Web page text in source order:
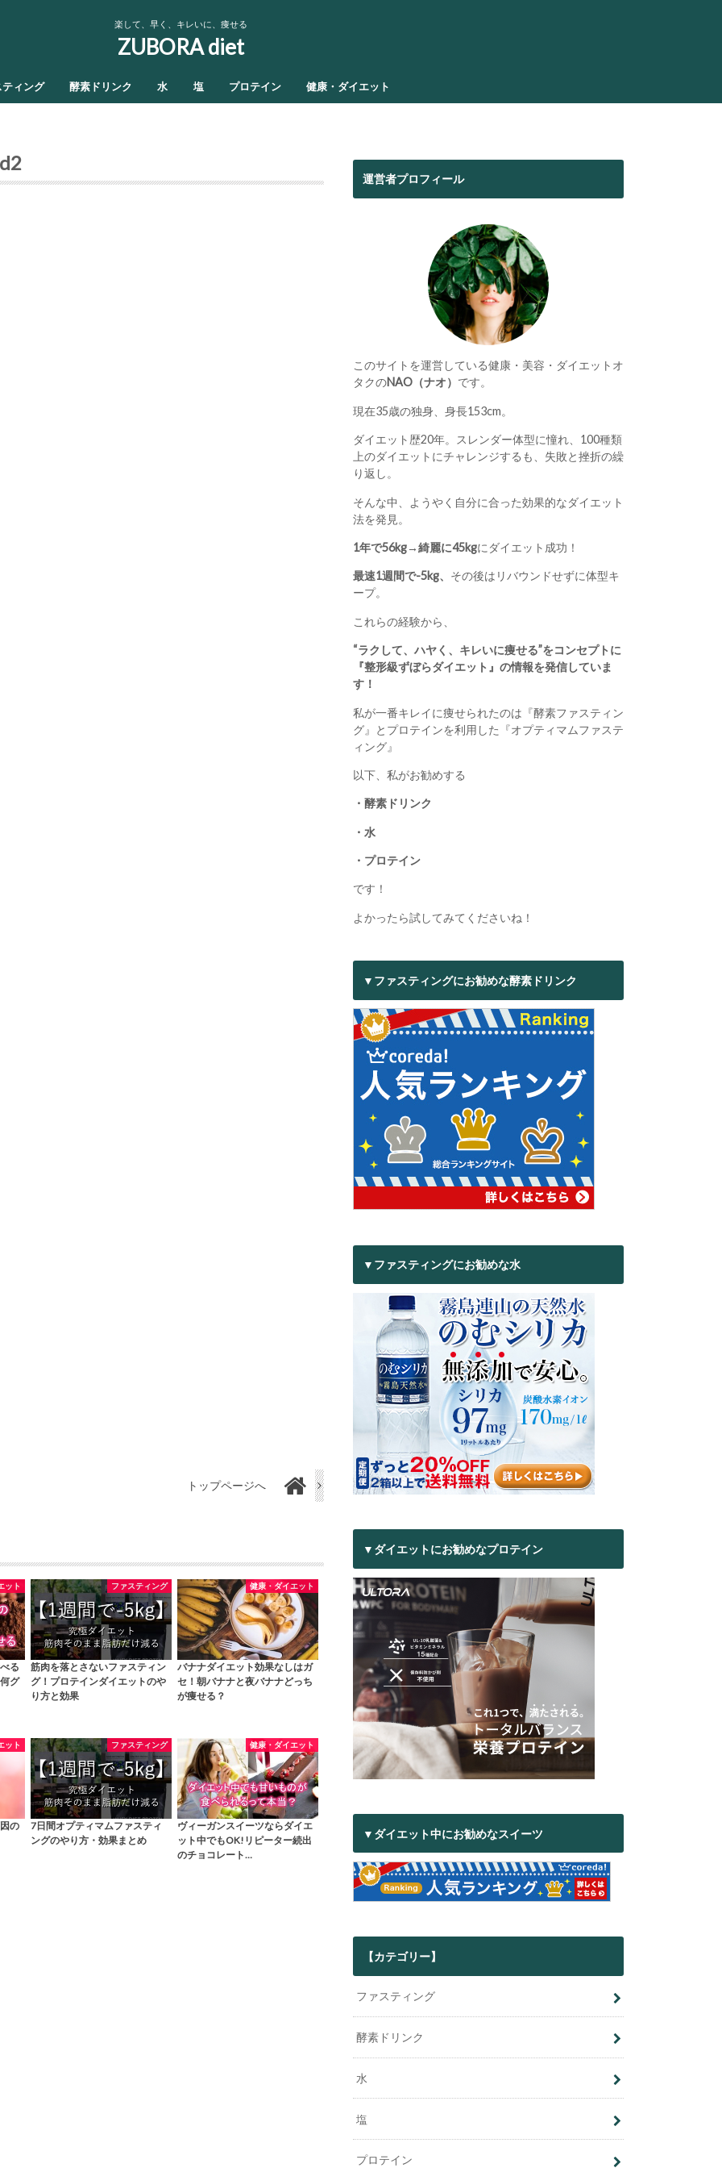
楽して、早く、キレいに、痩せる
ZUBORA diet
ティング 酵素ドリンク 水 塩 プロテイン 健康・ダイエット
トップページへ
ット
る
グ
ファスティング
筋肉を落とさないファスティン
グ！プロテインダイエットのや
り方と効果
健康・ダイエット
バナナダイエット効果なしはガ
セ！朝バナナと夜バナナどっち
が痩せる？
ット
の
ファスティング
7日間オプティマムファスティ
ングのやり方・効果まとめ
健康・ダイエット
ヴィーガンスイーツならダイエ
ット中でもOK!リピーター続出
のチョコレート…
運営者プロフィール
このサイトを運営している健康・美容・ダイエットオ
タクのNAO（ナオ） です。
現在35歳の独身、身長153cm。
ダイエット歴20年。スレンダー体型に憧れ、100種類
上のダイエットにチャレンジするも、失敗と挫折の繰
り返し。
そんな中、ようやく自分に合った効果的なダイエット
法を発見。
1年で56kg→綺麗に45kgにダイエット成功！
最速1週間で-5kg、 その後はリバウンドせずに体型キ
ープ。
これらの経験から、
“ラクして、ハヤく、キレいに痩せる”をコンセプトに
『整形級ずぼらダイエット』の情報を発信していま
す！
私が一番キレイに痩せられたのは『酵素ファスティン
グ』とプロテインを利用した『オプティマムファステ
ィング』
以下、私がお勧めする
・酵素ドリンク
・水
・プロテイン
です！
よかったら試してみてくださいね！
▼ファスティングにお勧めな酵素ドリンク
▼ファスティングにお勧めな水
▼ダイエットにお勧めなプロテイン
▼ダイエット中にお勧めなスイーツ
【カテゴリー】
ファスティング
酵素ドリンク
水
塩
プロテイン